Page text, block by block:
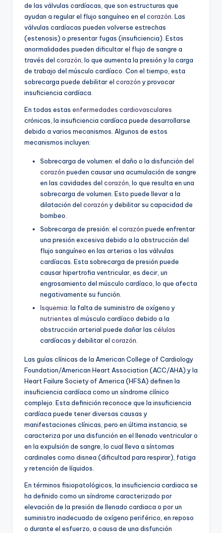
de las válvulas cardíacas, que son estructuras que
ayudan a regular el flujo sanguíneo en el corazón . Las
válvulas cardíacas pueden volverse estrechas
(estenosis) o presentar fugas (insuficiencia). Estas
anormalidades pueden dificultar el flujo de sangre a
través del corazón , lo que aumenta la presión y la carga
de trabajo del músculo cardíaco. Con el tiempo, esta
sobrecarga puede debilitar el corazón y provocar
insuficiencia cardíaca.
En todas estas enfermedades cardiovasculares
crónicas, la insuficiencia cardíaca puede desarrollarse
debido a varios mecanismos. Algunos de estos
mecanismos incluyen:
Sobrecarga de volumen: el daño o la disfunción del
corazón pueden causar una acumulación de sangre
en las cavidades del corazón , lo que resulta en una
sobrecarga de volumen. Esto puede llevar a la
dilatación del corazón y debilitar su capacidad de
bombeo.
Sobrecarga de presión: el corazón puede enfrentar
una presión excesiva debido a la obstrucción del
flujo sanguíneo en las arterias o las válvulas
cardíacas. Esta sobrecarga de presión puede
causar hipertrofia ventricular, es decir, un
engrosamiento del músculo cardíaco, lo que afecta
negativamente su función.
Isquemia: la falta de suministro de oxígeno y
nutrientes al músculo cardíaco debido a la
obstrucción arterial puede dañar las células
cardíacas y debilitar el corazón
Las guías clínicas de la American College of Cardiology
Foundation/American Heart Association (ACC/AHA) y la
Heart Failure Society of America (HFSA) definen la
insuficiencia cardíaca como un síndrome clínico
complejo. Esta definición reconoce que la insuficiencia
cardíaca puede tener diversas causas y
manifestaciones clínicas, pero en última instancia, se
caracteriza por una disfunción en el llenado ventricular o
en la expulsión de sangre, lo cual lleva a síntomas
cardinales como disnea (dificultad para respirar), fatiga
y retención de líquidos.
En términos fisiopatológicos, la insuficiencia cardiaca se
ha definido como un síndrome caracterizado por
elevación de la presión de llenado cardiaca o por un
suministro inadecuado de oxígeno periférico, en reposo
o durante el esfuerzo, a causa de una disfunción